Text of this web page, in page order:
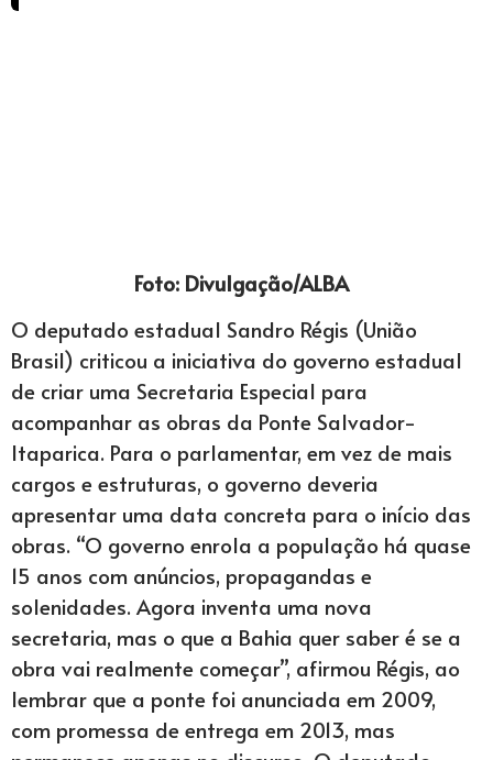
Foto: Divulgação/ALBA
O deputado estadual Sandro Régis (União
Brasil) criticou a iniciativa do governo estadual
de criar uma Secretaria Especial para
acompanhar as obras da Ponte Salvador-
Itaparica. Para o parlamentar, em vez de mais
cargos e estruturas, o governo deveria
apresentar uma data concreta para o início das
obras. “O governo enrola a população há quase
15 anos com anúncios, propagandas e
solenidades. Agora inventa uma nova
secretaria, mas o que a Bahia quer saber é se a
obra vai realmente começar”, afirmou Régis, ao
lembrar que a ponte foi anunciada em 2009,
com promessa de entrega em 2013, mas